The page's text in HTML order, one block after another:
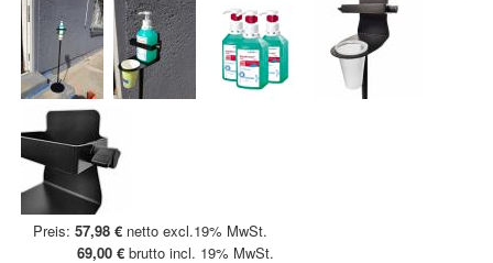
Preis: 57,98 € netto excl.19% MwSt.
69,00 € brutto incl. 19% MwSt.